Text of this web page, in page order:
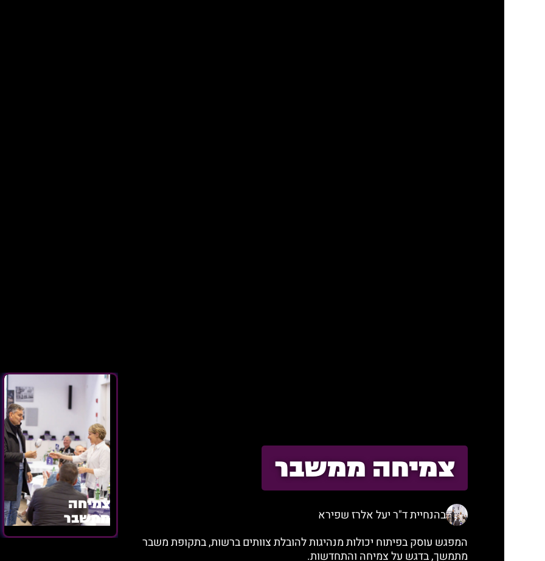
צמיחה ממשבר
בהנחיית ד"ר יעל אלרז שפירא
המפגש עוסק בפיתוח יכולות מנהיגות להובלת צוותים ברשות, בתקופת משבר
מתמשך, בדגש על צמיחה והתחדשות.
בהנחיית פרופ' ורד הולצמן
בהנחיית ד"ר הלה אורן ואודליה קרוצ'י
צמיחה
ממשבר